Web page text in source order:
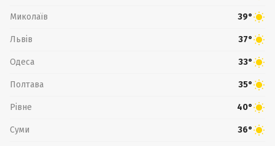
Миколаїв 39°
Львів 37°
Одеса 33°
Полтава 35°
Рівне 40°
Суми 36°